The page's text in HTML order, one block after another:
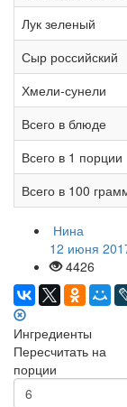
Лук зеленый
Сыр российский
Хмели-сунели
Всего в блюде
Всего в 1 порции
Всего в 100
Нина
12 июня
4426
Ингредиенты
Пересчитать на
порции